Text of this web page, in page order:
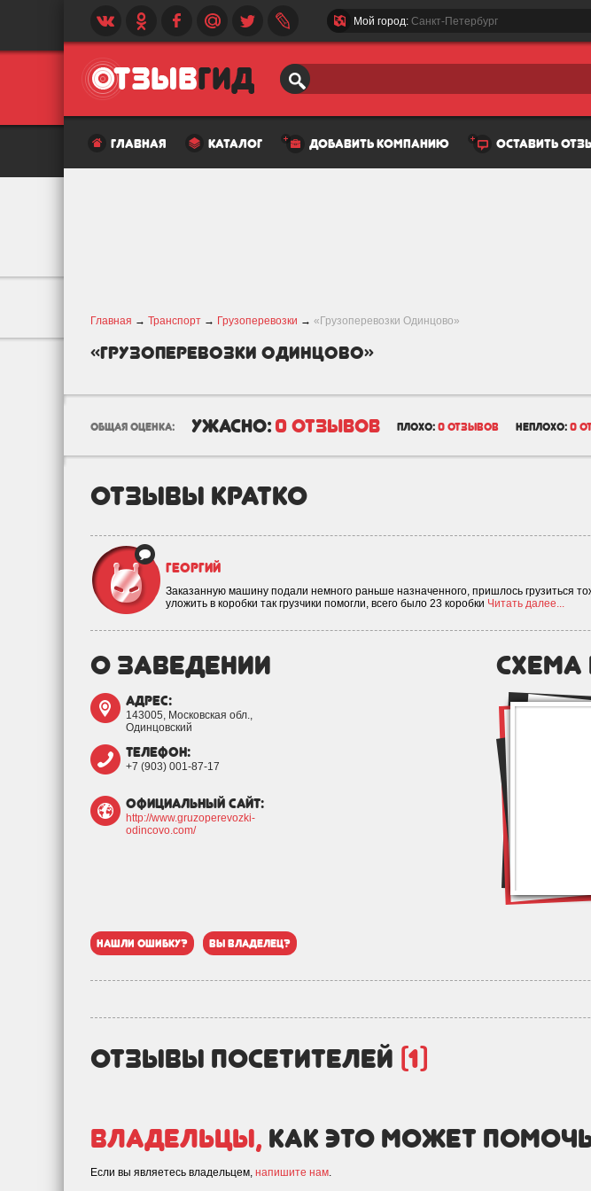
Мой город: Санкт-Петербург
главная каталог добавить компанию оставить
Главная → Транспорт → Грузоперевозки → «Грузоперевозки Одинцово»
«Грузоперевозки Одинцово»
общая оценка: ужасно: 0 отзывов плохо: 0 отзывов неплохо: 0
отзывы кратко
Георгий
Заказанную машину подали немного раньше назначенного, пришлось грузиться
уложить в коробки так грузчики помогли, всего было 23 коробки Читать далее...
о заведении
адрес:
143005, Московская обл.,
Одинцовский
телефон:
+7 (903) 001-87-17
официальный сайт:
http://www.gruzoperevozki-
odincovo.com/
схема
нашли ошибку? вы владелец?
отзывы посетителей (1)
Владельцы, как это может
Если вы являетесь владельцем, напишите нам.